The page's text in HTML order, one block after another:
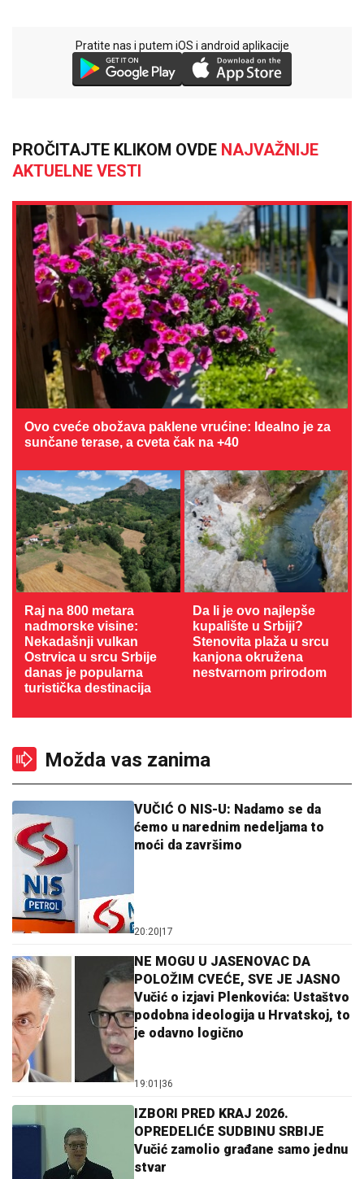
Pratite nas i putem iOS i android aplikacije
PROČITAJTE KLIKOM OVDE NAJVAŽNIJE
AKTUELNE VESTI
Ovo cveće obožava paklene vrućine: Idealno je za
sunčane terase, a cveta čak na +40
Raj na 800 metara
nadmorske visine:
Nekadašnji vulkan
Ostrvica u srcu Srbije
danas je popularna
turistička destinacija
Da li je ovo najlepše
kupalište u Srbiji?
Stenovita plaža u srcu
kanjona okružena
nestvarnom prirodom
Možda vas zanima
VUČIĆ O NIS-U: Nadamo se da
ćemo u narednim nedeljama to
moći da završimo
20:20|17
NE MOGU U JASENOVAC DA
POLOŽIM CVEĆE, SVE JE JASNO
Vučić o izjavi Plenkovića: Ustaštvo
podobna ideologija u Hrvatskoj, to
je odavno logično
19:01 |36
IZBORI PRED KRAJ 2026.
OPREDELIĆE SUDBINU SRBIJE
Vučić zamolio građane samo jednu
stvar